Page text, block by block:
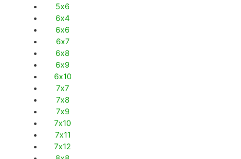
5х6
6х4
6х6
6х7
6х8
6х9
6х10
7х7
7х8
7х9
7х10
7х11
7х12